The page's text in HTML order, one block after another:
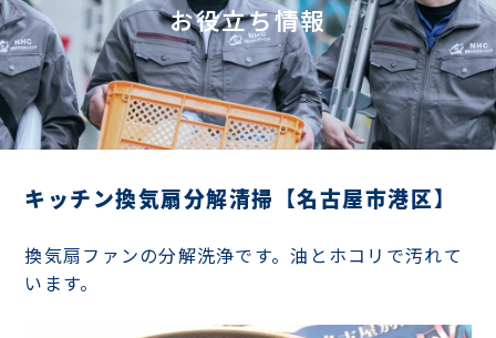
お役立ち情報
キッチン換気扇分解清掃【名古屋市港区】
換気扇ファンの分解洗浄です。油とホコリで汚れて
います。